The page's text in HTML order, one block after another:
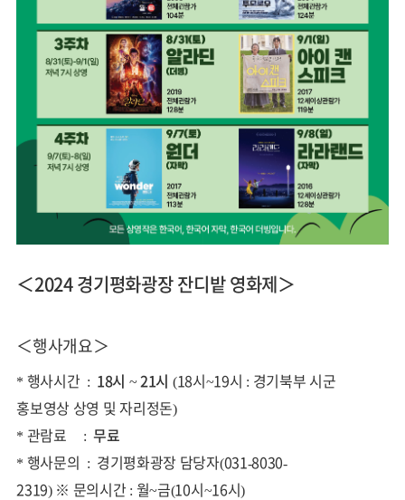
＜2024 경기평화광장 잔디밭 영화제＞
＜행사개요＞
* 행사시간 : 18시 ~ 21시 (18시~19시 : 경기북부 시군
홍보영상 상영 및 자리정돈)
* 관람료 :무료
* 행사문의 : 경기평화광장 담당자(031-8030-
2319) ※ 문의시간 : 월~금(10시~16시)